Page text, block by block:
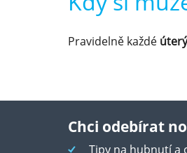
Pravidelně každé
Chci odebírat
Tipy na hubnutí a